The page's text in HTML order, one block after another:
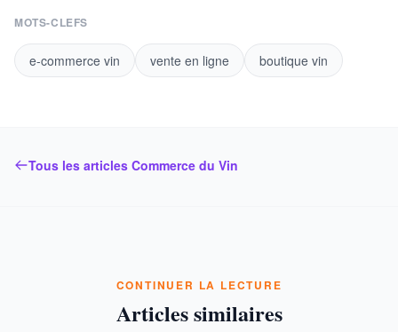
MOTS-CLEFS
e-commerce vin vente en ligne boutique vin
Tous les articles Commerce du Vin
CONTINUER LA LECTURE
Articles similaires